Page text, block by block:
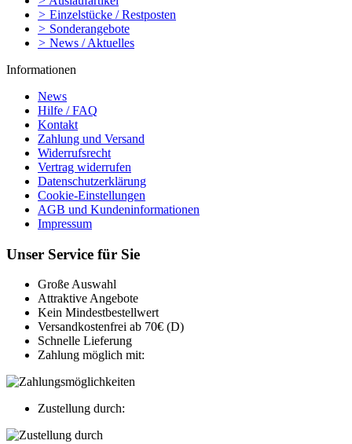
> Einzelstücke / Restposten
> Sonderangebote
> News / Aktuelles
Informationen
News
Hilfe / FAQ
Kontakt
Zahlung und Versand
Widerrufsrecht
Vertrag widerrufen
Datenschutzerklärung
Cookie-Einstellungen
AGB und Kundeninformationen
Impressum
Unser Service für Sie
Große Auswahl
Attraktive Angebote
Kein Mindestbestellwert
Versandkostenfrei ab 70€ (D)
Schnelle Lieferung
Zahlung möglich mit:
Zustellung durch: